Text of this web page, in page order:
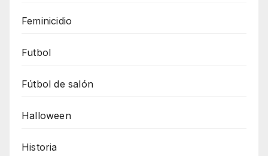
Feminicidio
Futbol
Fútbol de salón
Halloween
Historia